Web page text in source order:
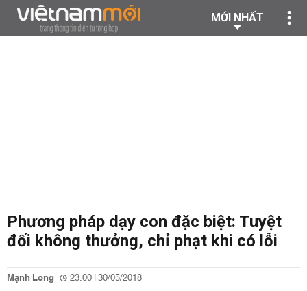
MỚI NHẤT
Phương pháp dạy con đặc biệt: Tuyệt
đối không thưởng, chỉ phạt khi có lỗi
Mạnh Long 23:00 | 30/05/2018